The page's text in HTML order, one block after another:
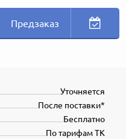
Предзаказ
Уточняется
После поставки*
Бесплатно
По тарифам ТК